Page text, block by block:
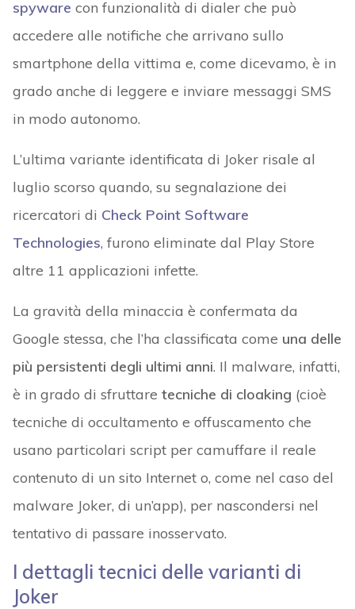
spyware con funzionalità di dialer che può
accedere alle notifiche che arrivano sullo
smartphone della vittima e, come dicevamo, è in
grado anche di leggere e inviare messaggi SMS
in modo autonomo.
L’ultima variante identificata di Joker risale al
luglio scorso quando, su segnalazione dei
ricercatori di Check Point Software
Technologies, furono eliminate dal Play Store
altre 11 applicazioni infette.
La gravità della minaccia è confermata da
Google stessa, che l’ha classificata come una delle
più persistenti degli ultimi anni. Il malware, infatti,
è in grado di sfruttare tecniche di cloaking (cioè
tecniche di occultamento e offuscamento che
usano particolari script per camuffare il reale
contenuto di un sito Internet o, come nel caso del
malware Joker, di un’app), per nascondersi nel
tentativo di passare inosservato.
I dettagli tecnici delle varianti di
Joker